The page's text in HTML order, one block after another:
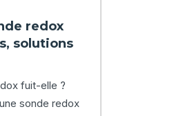
redox
solutions
fuit-elle ?
sonde redox